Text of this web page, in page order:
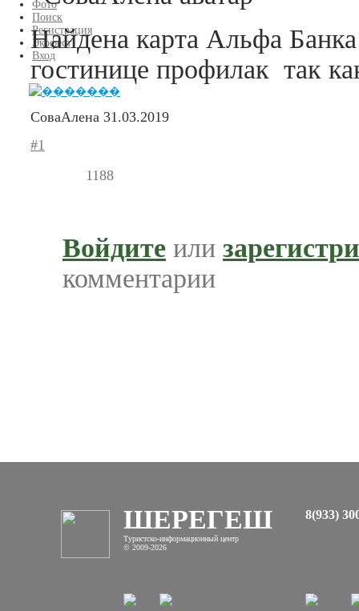
Фото
Поиск
Регистрация
Экофест
Вход
Найдена карта Альфа
гостинице профилак так
СоваАлена 31.03.2019
#1
1188
Войдите или
комментарии
ШЕРЕГЕШ
Туристско-информационный центр
© 2009-2026
8(933)